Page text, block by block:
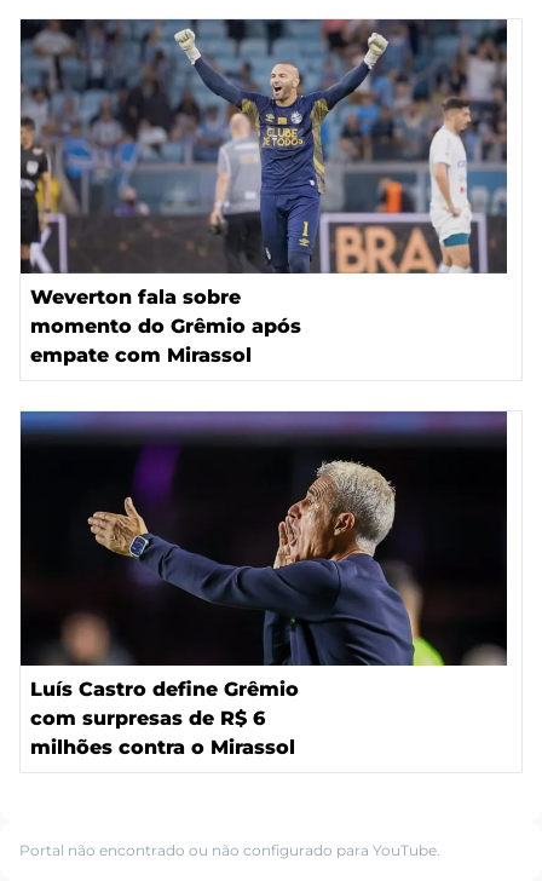
Weverton fala sobre
momento do Grêmio após
empate com Mirassol
Luís Castro define Grêmio
com surpresas de R$ 6
milhões contra o Mirassol
Portal não encontrado ou não configurado para YouTube.